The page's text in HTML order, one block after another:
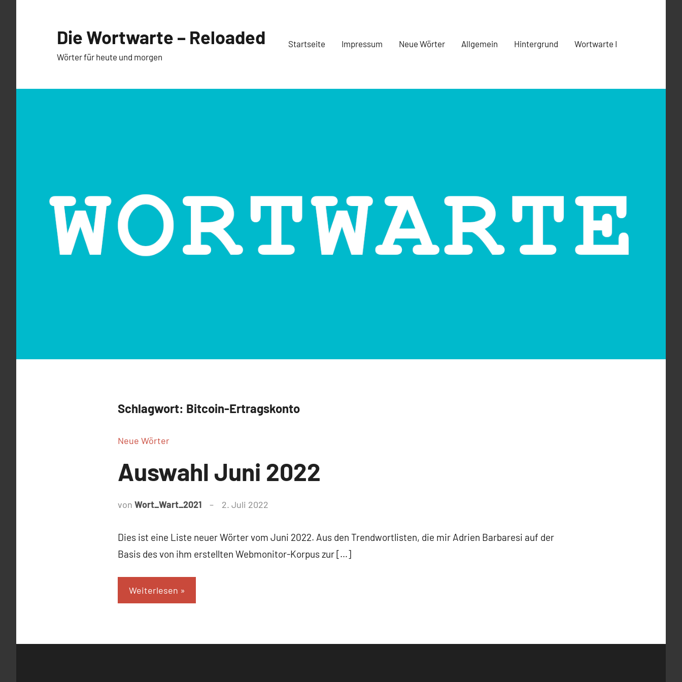
Die Wortwarte – Reloaded
Wörter für heute und morgen
Startseite Impressum Neue Wörter Allgemein Hintergrund Wortwarte I
Schlagwort: Bitcoin-Ertragskonto
Neue Wörter
Auswahl Juni 2022
von Wort_Wart_2021 2. Juli 2022
Dies ist eine Liste neuer Wörter vom Juni 2022. Aus den Trendwortlisten, die mir Adrien Barbaresi auf der
Basis des von ihm erstellten Webmonitor-Korpus zur […]
Weiterlesen